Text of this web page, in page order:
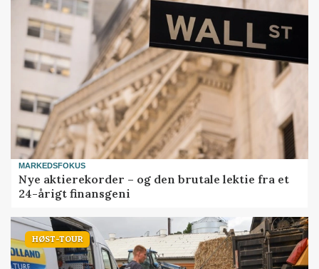
MARKEDSFOKUS
Nye aktierekorder – og den brutale lektie fra et
24-årigt finansgeni
HØST-TOUR